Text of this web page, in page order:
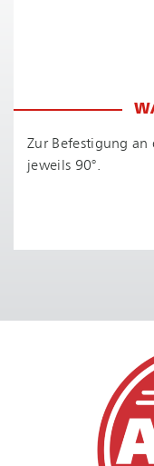
Zur Befestigung an
jeweils 90°.